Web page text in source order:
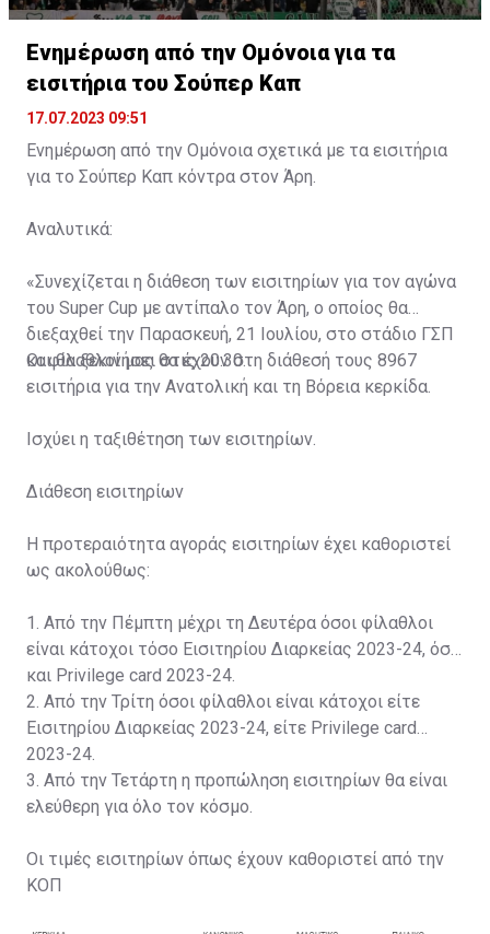
Ενημέρωση από την Ομόνοια για τα
εισιτήρια του Σούπερ Καπ
17.07.2023 09:51
Ενημέρωση από την Ομόνοια σχετικά με τα εισιτήρια
για το Σούπερ Καπ κόντρα στον Άρη.
Αναλυτικά:
«Συνεχίζεται η διάθεση των εισιτηρίων για τον αγώνα
του Super Cup με αντίπαλο τον Άρη, ο οποίος θα
διεξαχθεί την Παρασκευή, 21 Ιουλίου, στο στάδιο ΓΣΠ
και θα ξεκινήσει στις 20:30.
Οι φίλαθλοί μας θα έχουν στη διάθεσή τους 8967
εισιτήρια για την Ανατολική και τη Βόρεια κερκίδα.
Ισχύει η ταξιθέτηση των εισιτηρίων.
Διάθεση εισιτηρίων
Η προτεραιότητα αγοράς εισιτηρίων έχει καθοριστεί
ως ακολούθως:
1. Από την Πέμπτη μέχρι τη Δευτέρα όσοι φίλαθλοι
είναι κάτοχοι τόσο Εισιτηρίου Διαρκείας 2023-24, όσο
και Privilege card 2023-24.
2. Από την Τρίτη όσοι φίλαθλοι είναι κάτοχοι είτε
Εισιτηρίου Διαρκείας 2023-24, είτε Privilege card
2023-24.
3. Από την Τετάρτη η προπώληση εισιτηρίων θα είναι
ελεύθερη για όλο τον κόσμο.
Οι τιμές εισιτηρίων όπως έχουν καθοριστεί από την
ΚΟΠ